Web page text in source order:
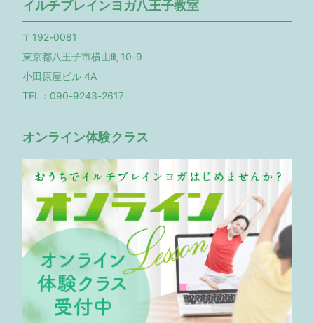
イルチブレインヨガ八王子教室
〒192-0081
東京都八王子市横山町10-9
小田原屋ビル 4A
TEL：090-9243-2617
オンライン体験クラス